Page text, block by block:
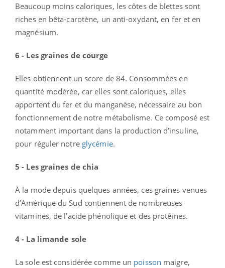
Beaucoup moins caloriques, les côtes de blettes sont
riches en bêta-carotène, un anti-oxydant, en fer et en
magnésium.
6 - Les graines de courge
Elles obtiennent un score de 84. Consommées en
quantité modérée, car elles sont caloriques, elles
apportent du fer et du manganèse, nécessaire au bon
fonctionnement de notre métabolisme. Ce composé est
notamment important dans la production d’insuline,
pour réguler notre glycémie.
5 - Les graines de chia
À la mode depuis quelques années, ces graines venues
d’Amérique du Sud contiennent de nombreuses
vitamines, de l’acide phénolique et des protéines.
4 - La limande sole
La sole est considérée comme un poisson maigre,